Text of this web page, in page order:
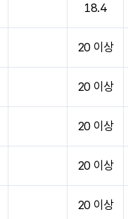
18.4
20 이상
20 이상
20 이상
20 이상
20 이상